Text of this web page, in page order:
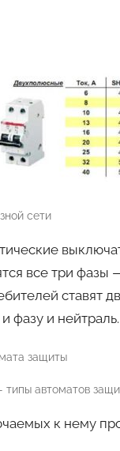
сети
все три фазы
ставят
фазу и нейтраль.
типы автоматов
к нему